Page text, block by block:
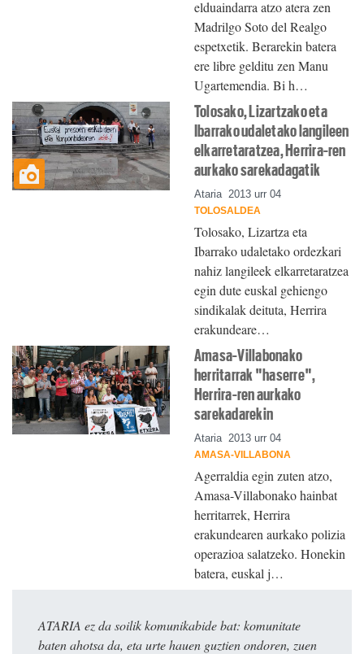
elduaindarra atzo atera zen
Madrilgo Soto del Realgo
espetxetik. Berarekin batera
ere libre gelditu zen Manu
Ugartemendia. Bi h…
Tolosako, Lizartzako eta
Ibarrako udaletako langileen
elkarretaratzea, Herrira-ren
aurkako sarekadagatik
Ataria 2013 urr 04
TOLOSALDEA
Tolosako, Lizartza eta
Ibarrako udaletako ordezkari
nahiz langileek elkarretaratzea
egin dute euskal gehiengo
sindikalak deituta, Herrira
erakundeare…
Amasa-Villabonako
herritarrak "haserre",
Herrira-ren aurkako
sarekadarekin
Ataria 2013 urr 04
AMASA-VILLABONA
Agerraldia egin zuten atzo,
Amasa-Villabonako hainbat
herritarrek, Herrira
erakundearen aurkako polizia
operazioa salatzeko. Honekin
batera, euskal j…
ATARIA ez da soilik komunikabide bat: komunitate
baten ahotsa da, eta urte hauen guztien ondoren, zuen